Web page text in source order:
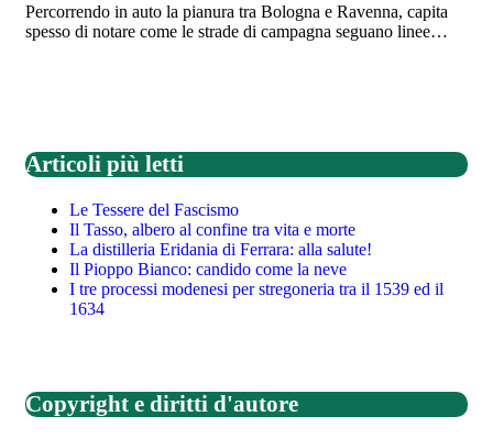
Percorrendo in auto la pianura tra Bologna e Ravenna, capita
spesso di notare come le strade di campagna seguano linee…
Articoli più letti
Le Tessere del Fascismo
Il Tasso, albero al confine tra vita e morte
La distilleria Eridania di Ferrara: alla salute!
Il Pioppo Bianco: candido come la neve
I tre processi modenesi per stregoneria tra il 1539 ed il
1634
Copyright e diritti d'autore